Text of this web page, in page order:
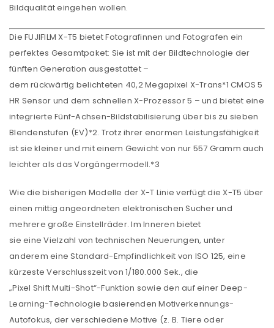
Bildqualität eingehen wollen.
Die FUJIFILM X-T5 bietet Fotografinnen und Fotografen ein
perfektes Gesamtpaket: Sie ist mit der Bildtechnologie der
fünften Generation ausgestattet –
dem rückwärtig belichteten 40,2 Megapixel X-Trans*1 CMOS 5
HR Sensor und dem schnellen X-Prozessor 5 – und bietet eine
integrierte Fünf-Achsen-Bildstabilisierung über bis zu sieben
Blendenstufen (EV)*2. Trotz ihrer enormen Leistungsfähigkeit
ist sie kleiner und mit einem Gewicht von nur 557 Gramm auch
leichter als das Vorgängermodell.*3
Wie die bisherigen Modelle der X-T Linie verfügt die X-T5 über
einen mittig angeordneten elektronischen Sucher und
mehrere große Einstellräder. Im Inneren bietet
sie eine Vielzahl von technischen Neuerungen, unter
anderem eine Standard-Empfindlichkeit von ISO 125, eine
kürzeste Verschlusszeit von 1/180.000 Sek., die
„Pixel Shift Multi-Shot“-Funktion sowie den auf einer Deep-
Learning-Technologie basierenden Motiverkennungs-
Autofokus, der verschiedene Motive (z. B. Tiere oder